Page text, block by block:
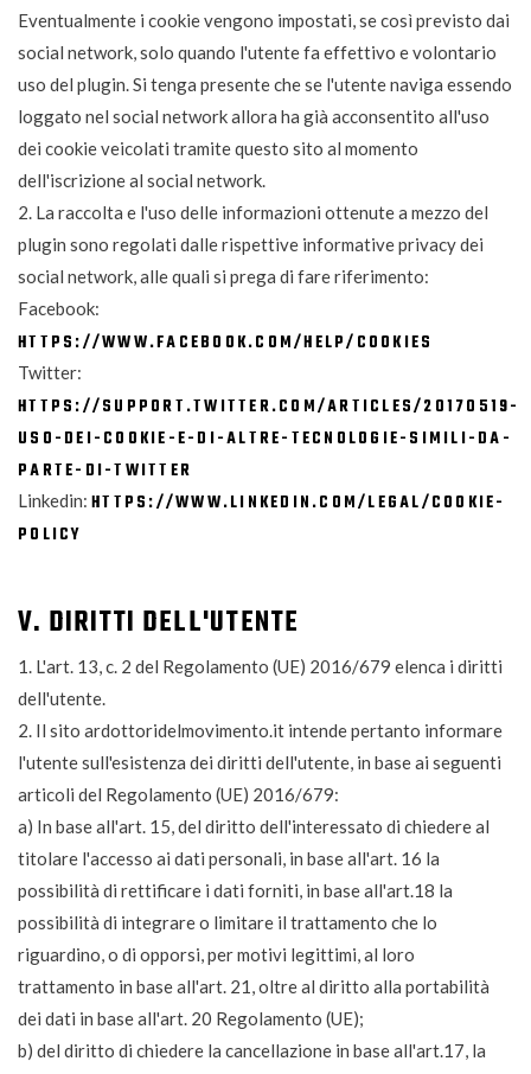
Eventualmente i cookie vengono impostati, se così previsto dai
social network, solo quando l'utente fa effettivo e volontario
uso del plugin. Si tenga presente che se l'utente naviga essendo
loggato nel social network allora ha già acconsentito all'uso
dei cookie veicolati tramite questo sito al momento
dell'iscrizione al social network.
2. La raccolta e l'uso delle informazioni ottenute a mezzo del
plugin sono regolati dalle rispettive informative privacy dei
social network, alle quali si prega di fare riferimento:
Facebook:
HTTPS://WWW.FACEBOOK.COM/HELP/COOKIES
Twitter:
HTTPS://SUPPORT.TWITTER.COM/ARTICLES/20170519-
USO-DEI-COOKIE-E-DI-ALTRE-TECNOLOGIE-SIMILI-DA-
PARTE-DI-TWITTER
Linkedin: HTTPS://WWW.LINKEDIN.COM/LEGAL/COOKIE-
POLICY
V. DIRITTI DELL'UTENTE
1. L'art. 13, c. 2 del Regolamento (UE) 2016/679 elenca i diritti
dell'utente.
2. Il sito ardottoridelmovimento.it intende pertanto informare
l'utente sull'esistenza dei diritti dell'utente, in base ai seguenti
articoli del Regolamento (UE) 2016/679:
a) In base all'art. 15, del diritto dell'interessato di chiedere al
titolare l'accesso ai dati personali, in base all'art. 16 la
possibilità di rettificare i dati forniti, in base all'art.18 la
possibilità di integrare o limitare il trattamento che lo
riguardino, o di opporsi, per motivi legittimi, al loro
trattamento in base all'art. 21, oltre al diritto alla portabilità
dei dati in base all'art. 20 Regolamento (UE);
b) del diritto di chiedere la cancellazione in base all'art.17, la